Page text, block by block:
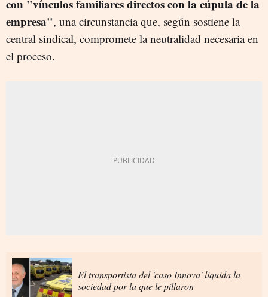
con "vínculos familiares directos con la cúpula de la
empresa", una circunstancia que, según sostiene la
central sindical, compromete la neutralidad necesaria en
el proceso.
El transportista del 'caso Innova' liquida la
sociedad por la que le pillaron